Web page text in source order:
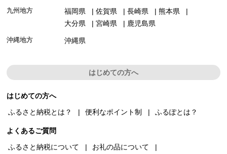
九州地方 福岡県 佐賀県 長崎県
熊本県
大分県
宮崎県 鹿児島県
沖縄地方 沖縄県
はじめての方へ
はじめての方へ
ふるさと納税とは？
便利なポイント制 ふるぽとは？
よくあるご質問
ふるさと納税について
お礼の品について